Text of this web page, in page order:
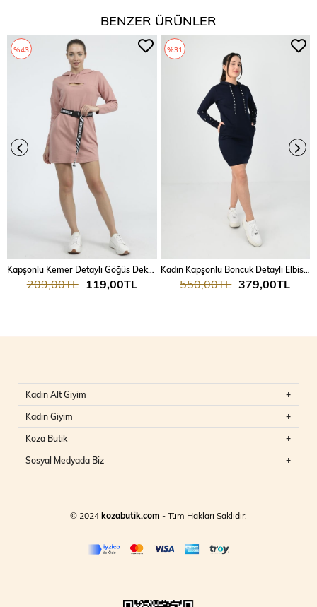
BENZER ÜRÜNLER
119,00TL
209,00TL
%43
Kadın Kapşonlu Boncuk Detaylı Elbise 7003
379,00TL
550,00TL
%31
Kadın Alt Giyim
Kadın Giyim
Koza Butik
Sosyal Medyada Biz
© 2024kozabutik.com - Tüm Hakları Saklıdır.